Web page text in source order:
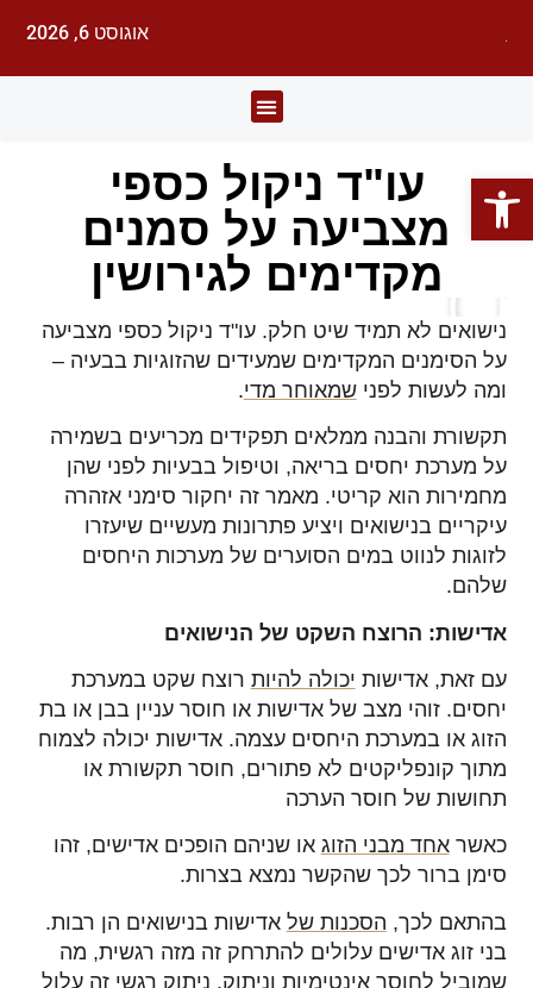
אוגוסט 6, 2026
עו"ד ניקול כספי
מצביעה על סמנים
מקדימים לגירושין
נישואים לא תמיד שיט חלק. עו"ד ניקול כספי מצביעה
על הסימנים המקדימים שמעידים שהזוגיות בבעיה –
ומה לעשות לפנישמאוחר מדי.
תקשורת והבנה ממלאים תפקידים מכריעים בשמירה
על מערכת יחסים בריאה, וטיפול בבעיות לפני שהן
מחמירות הוא קריטי. מאמר זה יחקור סימני אזהרה
עיקריים בנישואים ויציע פתרונות מעשיים שיעזרו
לזוגות לנווט במים הסוערים של מערכות היחסים
שלהם.
אדישות: הרוצח השקט של הנישואים
עם זאת, אדישות יכולה להיות רוצח שקט במערכת
יחסים. זוהי מצב של אדישות או חוסר עניין בבן או בת
הזוג או במערכת היחסים עצמה. אדישות יכולה לצמוח
מתוך קונפליקטים לא פתורים, חוסר תקשורת או
תחושות של חוסר הערכה
כאשראחד מבני הזוג או שניהם הופכים אדישים, זהו
סימן ברור לכך שהקשר נמצא בצרות.
בהתאם לכך, הסכנות של אדישות בנישואים הן רבות.
בני זוג אדישים עלולים להתרחק זה מזה רגשית, מה
שמוביל לחוסר אינטימיות וניתוק. ניתוק רגשי זה עלול
פתח סרגל נגישות